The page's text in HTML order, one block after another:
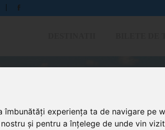
experiența ta de navigare pe
și pentru a înțelege de unde vin